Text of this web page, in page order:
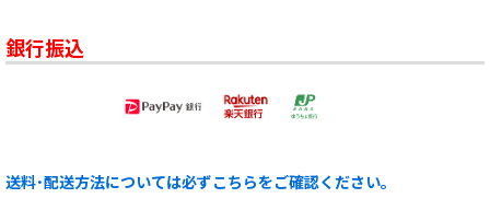
銀行振込
送料･配送方法については必ずこちらをご確認ください。